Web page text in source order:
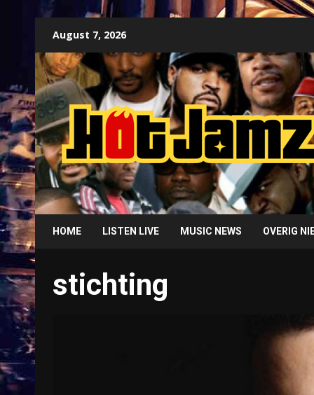
content
August 7, 2026
HOME LISTEN LIVE MUSIC NEWS OVERIG
stichting